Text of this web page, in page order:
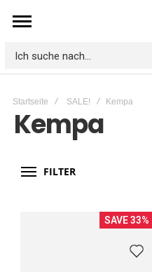
Ich
nach...
Startseite SALE! Kempa
Kempa
FILTER
SAVE 33%